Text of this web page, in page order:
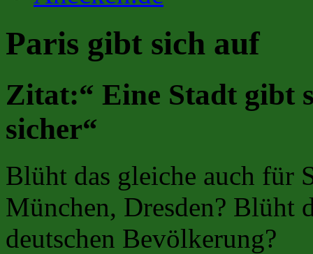
Paris gibt sich auf
Zitat:“ Eine Stadt gibt
sicher“
Blüht das gleiche auch für
München, Dresden? Blüht
deutschen Bevölkerung?